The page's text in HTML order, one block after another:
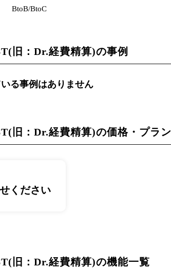
BtoB/BtoC
旧：Dr.経費精算)の事例
る事例はありません
旧：Dr.経費精算)の価格・プラン
ください
旧：Dr.経費精算)の機能一覧